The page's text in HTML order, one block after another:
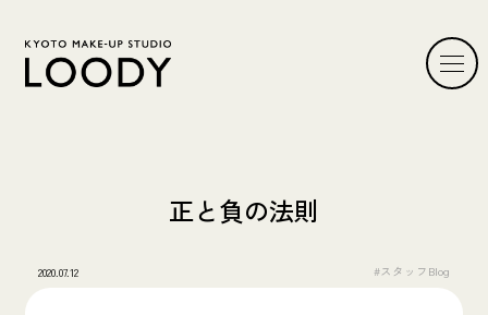
正と負の法則
2020.07.12 #スタッフBlog